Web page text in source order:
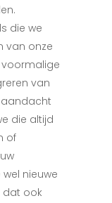
die we
van onze
van
die altijd
of
nieuwe
dat ook